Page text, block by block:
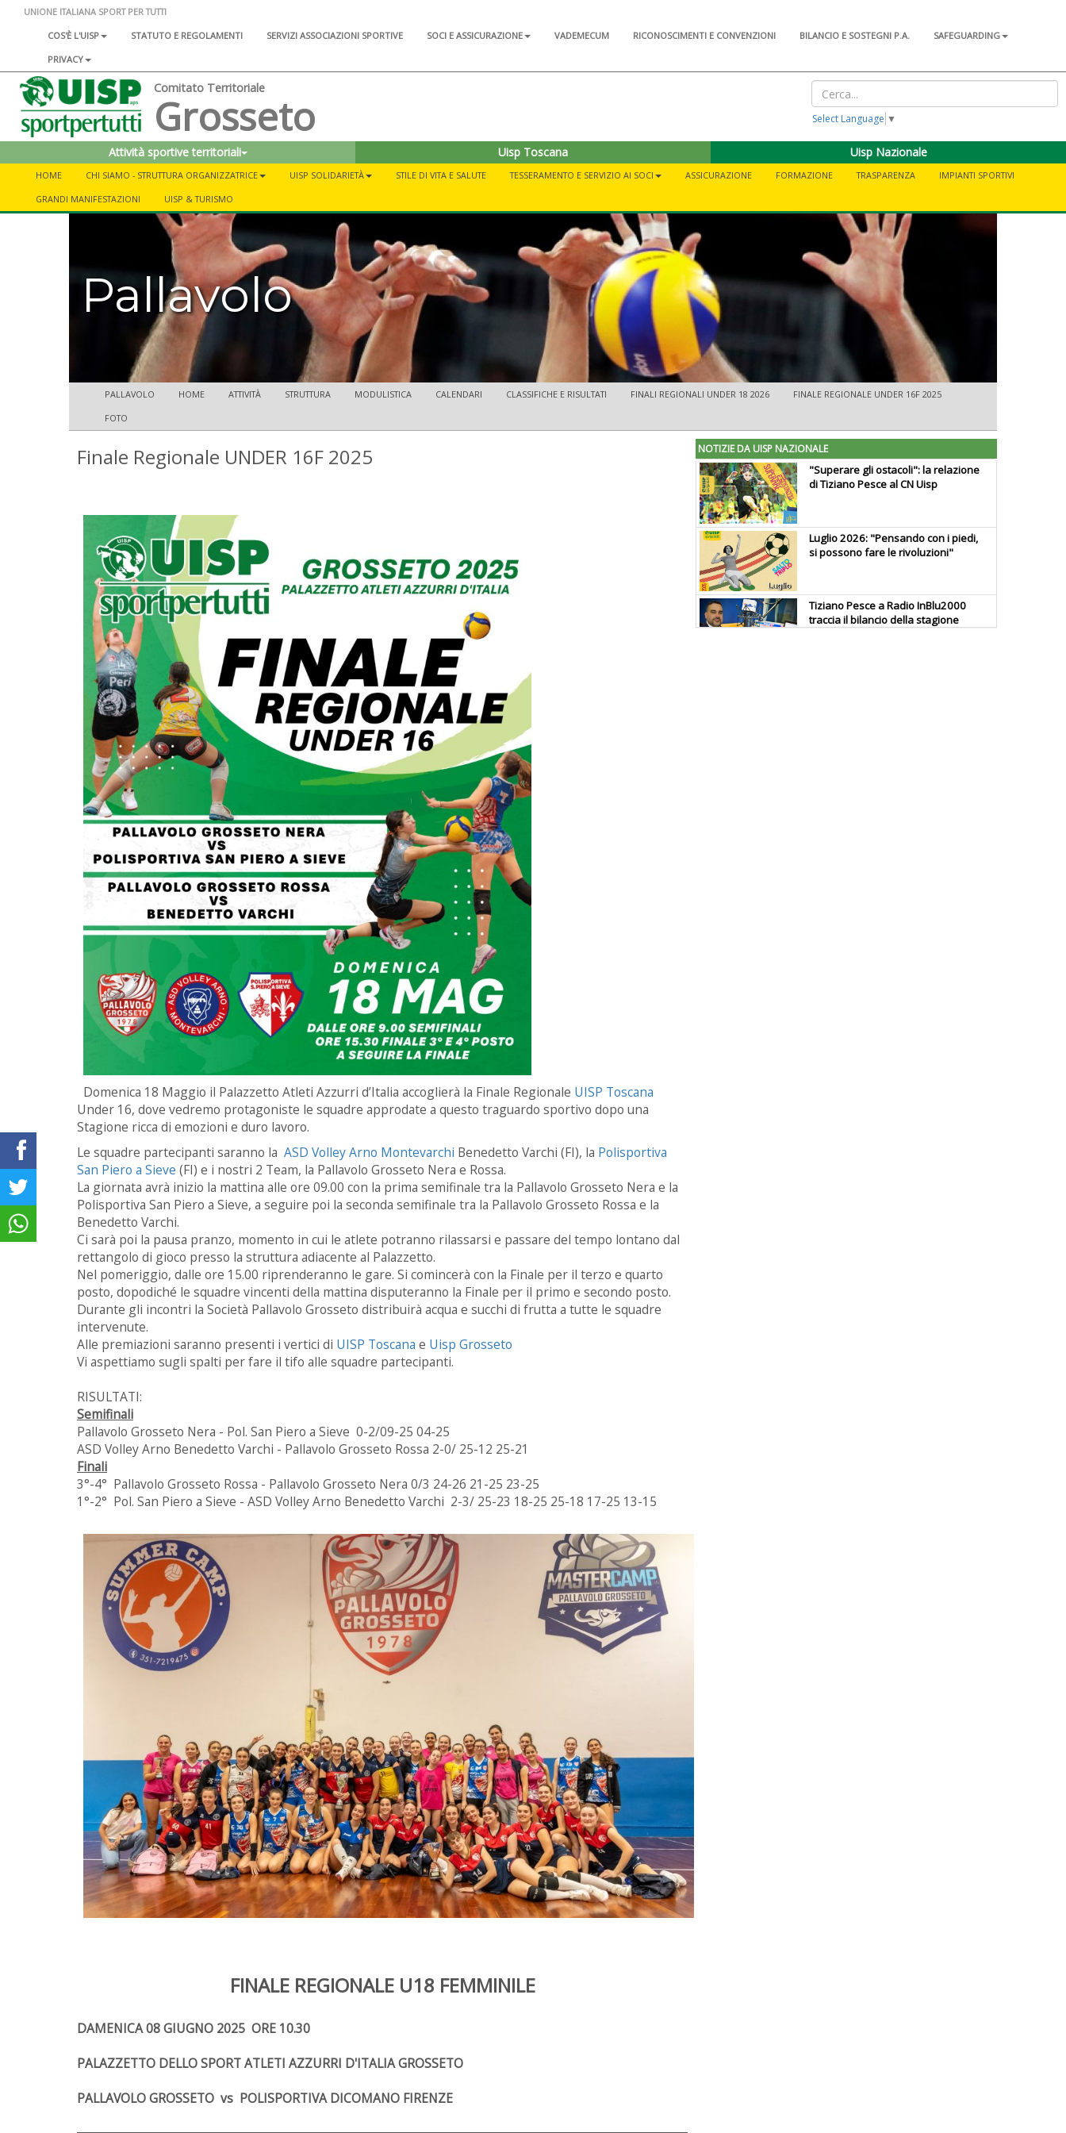
UNIONE ITALIANA SPORT PER TUTTI
COS'È L'UISP
STATUTO E REGOLAMENTI SERVIZI ASSOCIAZIONI SPORTIVE SOCI E ASSICURAZIONE VADEMECUM RICONOSCIMENTI E CONVENZIONI BILANCIO E SOSTEGNI P.A.
SAFEGUARDING
PRIVACY
Comitato Territoriale
Grosseto Select Language ▼
Attività sportive territoriali Uisp Toscana Uisp Nazionale
HOME CHI SIAMO - STRUTTURA ORGANIZZATRICE UISP SOLIDARIETÀ STILE DI VITA E SALUTE TESSERAMENTO E SERVIZIO AI SOCI ASSICURAZIONE FORMAZIONE TRASPARENZA
IMPIANTI SPORTIVI
GRANDI MANIFESTAZIONI
UISP & TURISMO
Pallavolo
PALLAVOLO HOME ATTIVITÀ STRUTTURA MODULISTICA CALENDARI CLASSIFICHE E RISULTATI FINALI REGIONALI UNDER 18 2026
FINALE REGIONALE UNDER 16F 2025
FOTO
Finale Regionale UNDER 16F 2025
Domenica 18 Maggio il Palazzetto Atleti Azzurri d’Italia accoglierà la Finale Regionale UISP Toscana
Under 16, dove vedremo protagoniste le squadre approdate a questo traguardo sportivo dopo una
Stagione ricca di emozioni e duro lavoro.
Le squadre partecipanti saranno la ASD Volley Arno Montevarchi Benedetto Varchi (FI), la Polisportiva
San Piero a Sieve (FI) e i nostri 2 Team, la Pallavolo Grosseto Nera e Rossa.
La giornata avrà inizio la mattina alle ore 09.00 con la prima semifinale tra la Pallavolo Grosseto Nera e la
Polisportiva San Piero a Sieve, a seguire poi la seconda semifinale tra la Pallavolo Grosseto Rossa e la
Benedetto Varchi.
Ci sarà poi la pausa pranzo, momento in cui le atlete potranno rilassarsi e passare del tempo lontano dal
rettangolo di gioco presso la struttura adiacente al Palazzetto.
Nel pomeriggio, dalle ore 15.00 riprenderanno le gare. Si comincerà con la Finale per il terzo e quarto
posto, dopodiché le squadre vincenti della mattina disputeranno la Finale per il primo e secondo posto.
Durante gli incontri la Società Pallavolo Grosseto distribuirà acqua e succhi di frutta a tutte le squadre
intervenute.
Alle premiazioni saranno presenti i vertici di UISP Toscana e Uisp Grosseto
Vi aspettiamo sugli spalti per fare il tifo alle squadre partecipanti.
RISULTATI:
Semifinali
Pallavolo Grosseto Nera - Pol. San Piero a Sieve 0-2/09-25 04-25
ASD Volley Arno Benedetto Varchi - Pallavolo Grosseto Rossa 2-0/ 25-12 25-21
Finali
3°-4° Pallavolo Grosseto Rossa - Pallavolo Grosseto Nera 0/3 24-26 21-25 23-25
1°-2° Pol. San Piero a Sieve - ASD Volley Arno Benedetto Varchi 2-3/ 25-23 18-25 25-18 17-25 13-15
FINALE REGIONALE U18 FEMMINILE
DAMENICA 08 GIUGNO 2025 ORE 10.30
PALAZZETTO DELLO SPORT ATLETI AZZURRI D'ITALIA GROSSETO
PALLAVOLO GROSSETO vs POLISPORTIVA DICOMANO FIRENZE
NOTIZIE DA UISP NAZIONALE
"Superare gli ostacoli": la relazione
di Tiziano Pesce al CN Uisp
Luglio 2026: "Pensando con i piedi,
si possono fare le rivoluzioni"
Tiziano Pesce a Radio InBlu2000
traccia il bilancio della stagione